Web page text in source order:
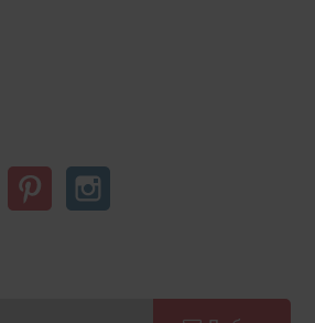
YouTube Pinterest